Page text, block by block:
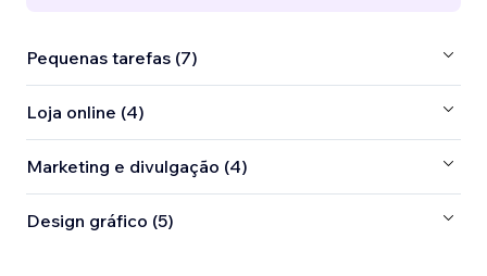
Pequenas tarefas (7)
Loja online (4)
Marketing e divulgação (4)
Design gráfico (5)